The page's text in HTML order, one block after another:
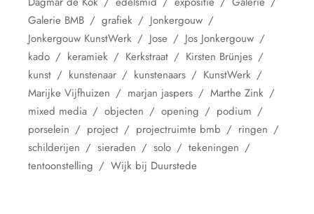
Galerie BMB
grafiek
Jonkergouw
Jonkergouw KunstWerk
Jose
Jos Jonkergouw
kado
keramiek Kerkstraat
Kirsten Brünjes
kunst
kunstenaar kunstenaars
KunstWerk
Marijke Vijfhuizen
marjan jaspers
Marthe Zink
mixed media
objecten opening
podium
porselein
project projectruimte bmb
ringen
schilderijen
sieraden solo
tekeningen
tentoonstelling
Wijk bij Duurstede